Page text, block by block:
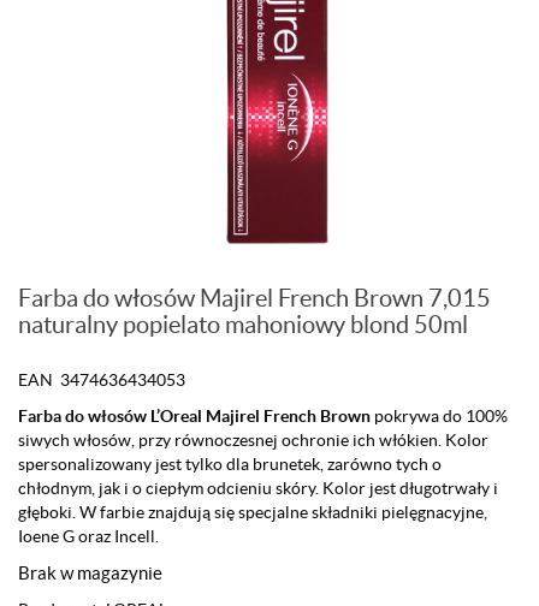
Farba do włosów Majirel French Brown 7,015
naturalny popielato mahoniowy blond 50ml
EAN 3474636434053
Farba do włosów L’Oreal Majirel French Brown pokrywa do 100%
siwych włosów, przy równoczesnej ochronie ich włókien. Kolor
spersonalizowany jest tylko dla brunetek, zarówno tych o
chłodnym, jak i o ciepłym odcieniu skóry. Kolor jest długotrwały i
głęboki. W farbie znajdują się specjalne składniki pielęgnacyjne,
Ioene G oraz Incell.
Brak w magazynie